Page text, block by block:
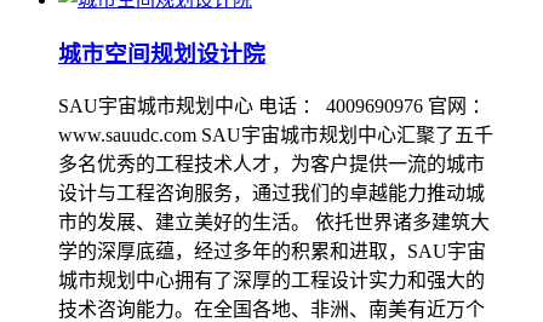
城市空间规划设计院
SAU宇宙城市规划中心 电话 ： 4009690976 官网 ：
www.sauudc.com SAU宇宙城市规划中心汇聚了五千
多名优秀的工程技术人才，为客户提供一流的城市
设计与工程咨询服务，通过我们的卓越能力推动城
市的发展、建立美好的生活。 依托世界诸多建筑大
学的深厚底蕴，经过多年的积累和进取，SAU宇宙
城市规划中心拥有了深厚的工程设计实力和强大的
技术咨询能力。在全国各地、非洲、南美有近万个